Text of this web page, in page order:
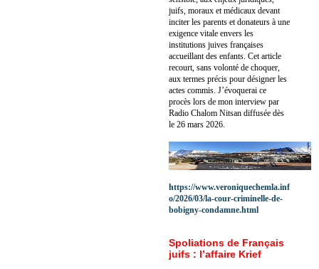
juifs, moraux et médicaux devant
inciter les parents et donateurs à une
exigence vitale envers les
institutions juives françaises
accueillant des enfants. Cet article
recourt, sans volonté de choquer,
aux termes précis pour désigner les
actes commis. J’évoquerai ce
procès lors de mon interview par
Radio Chalom Nitsan diffusée dès
le 26 mars 2026.
https://www.veroniquechemla.inf
o/2026/03/la-cour-criminelle-de-
bobigny-condamne.html
Spoliations de Français
juifs : l’affaire Krief